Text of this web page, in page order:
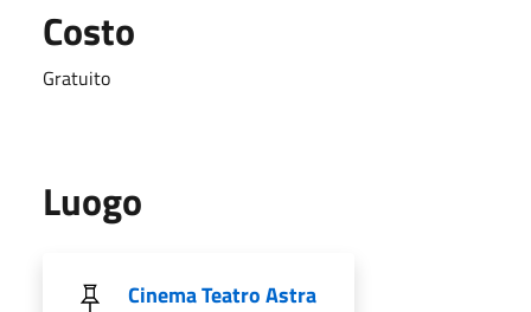
Costo
Gratuito
Luogo
Cinema Teatro Astra